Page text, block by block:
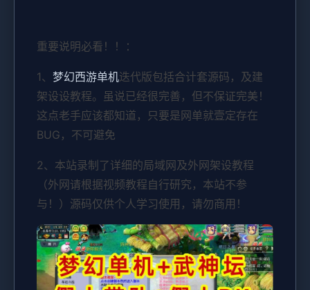
重要说明必看！！：
1、 梦幻西游单机迭代版包括合计套源码，及建
架设设教程。虽说已经很完善，但不保证完美！
这点老手应该都知道，只要是网单就壹定存在
BUG，不可避免
2、本站录制了详细的局域网及外网架设教程
（外网请根据视频教程自行研究，本站不参
与！）源码仅供个人学习使用，请勿商用！